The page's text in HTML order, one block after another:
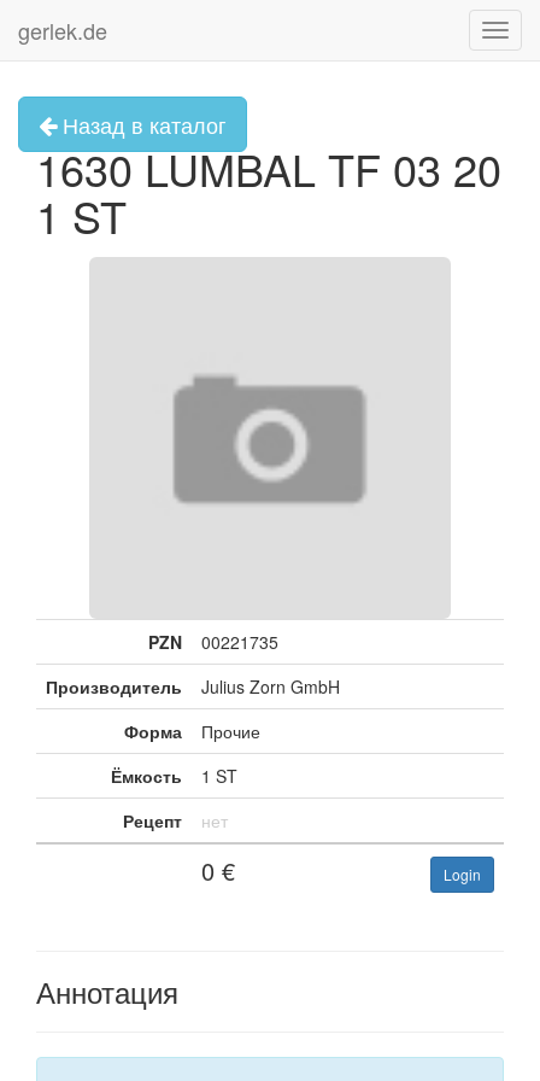
gerlek.de
Назад в каталог
1630 LUMBAL TF 03 20
1 ST
PZN
00221735
Производитель
Julius Zorn GmbH
Форма
Прочие
Ёмкость
1 ST
Рецепт
нет
0 € Login
Аннотация